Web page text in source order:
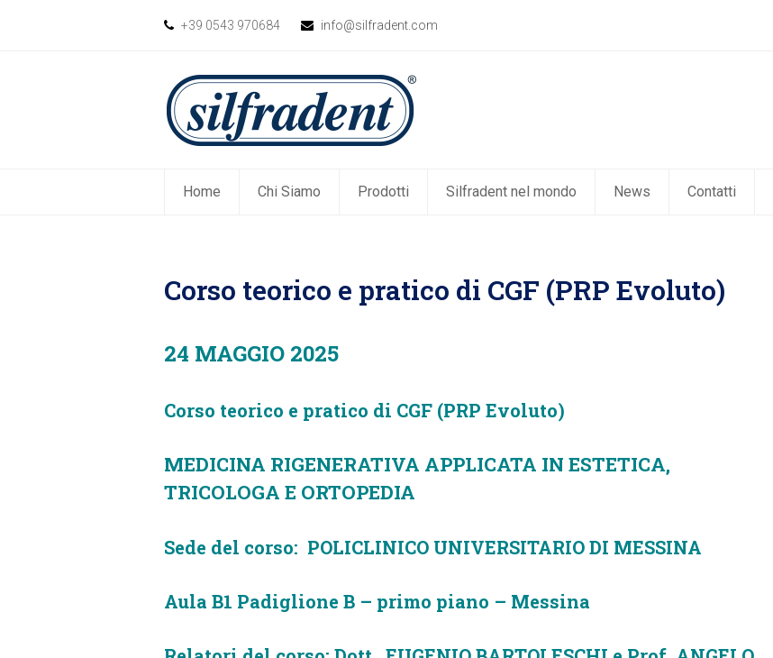
+39 0543 970684 info@silfradent.com
Home Chi Siamo Prodotti Silfradent nel mondo News Contatti
Corso teorico e pratico di CGF (PRP Evoluto)
24 MAGGIO 2025
Corso teorico e pratico di CGF (PRP Evoluto)
MEDICINA RIGENERATIVA APPLICATA IN ESTETICA,
TRICOLOGA E ORTOPEDIA
Sede del corso: POLICLINICO UNIVERSITARIO DI MESSINA
Aula B1 Padiglione B – primo piano – Messina